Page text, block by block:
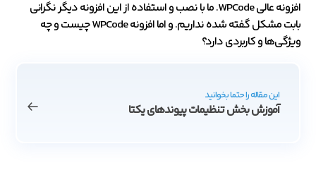
افزونه عالی WPCode. ما با نصب و استفاده از این افزونه دیگر نگرانی
بابت مشکل گفته شده نداریم. و اما افزونه WPCode چیست و چه
ویژگی‌ها و کاربردی دارد؟
این مقاله را حتما بخوانید
آموزش بخش تنظیمات پیوندهای یکتا